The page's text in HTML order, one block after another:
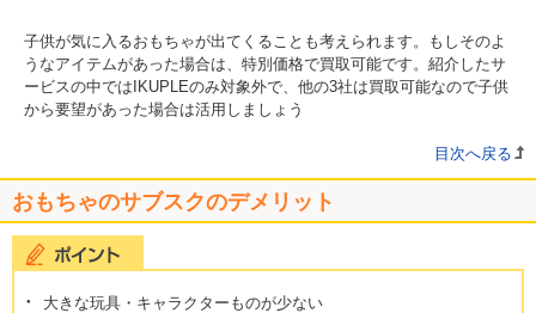
子供が気に入るおもちゃが出てくることも考えられます。もしそのよ
うなアイテムがあった場合は、特別価格で買取可能です。紹介したサ
ービスの中ではIKUPLEのみ対象外で、他の3社は買取可能なので子供
から要望があった場合は活用しましょう
目次へ戻る
おもちゃのサブスクのデメリット
大きな玩具・キャラクターものが少ない